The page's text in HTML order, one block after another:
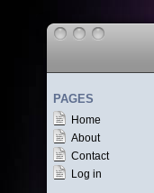
PAGES
Home
About
Contact
Log in